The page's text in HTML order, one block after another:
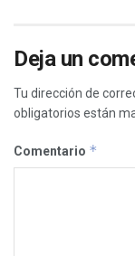
Deja un
Tu dirección de
obligatorios están
Comentario *